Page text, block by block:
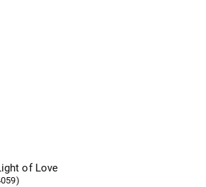
of Love
)